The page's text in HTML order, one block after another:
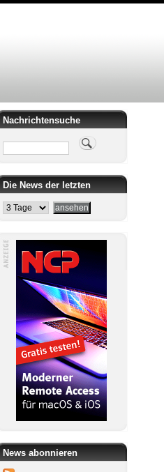
Nachrichtensuche
Suche
Die News der letzten
News abonnieren